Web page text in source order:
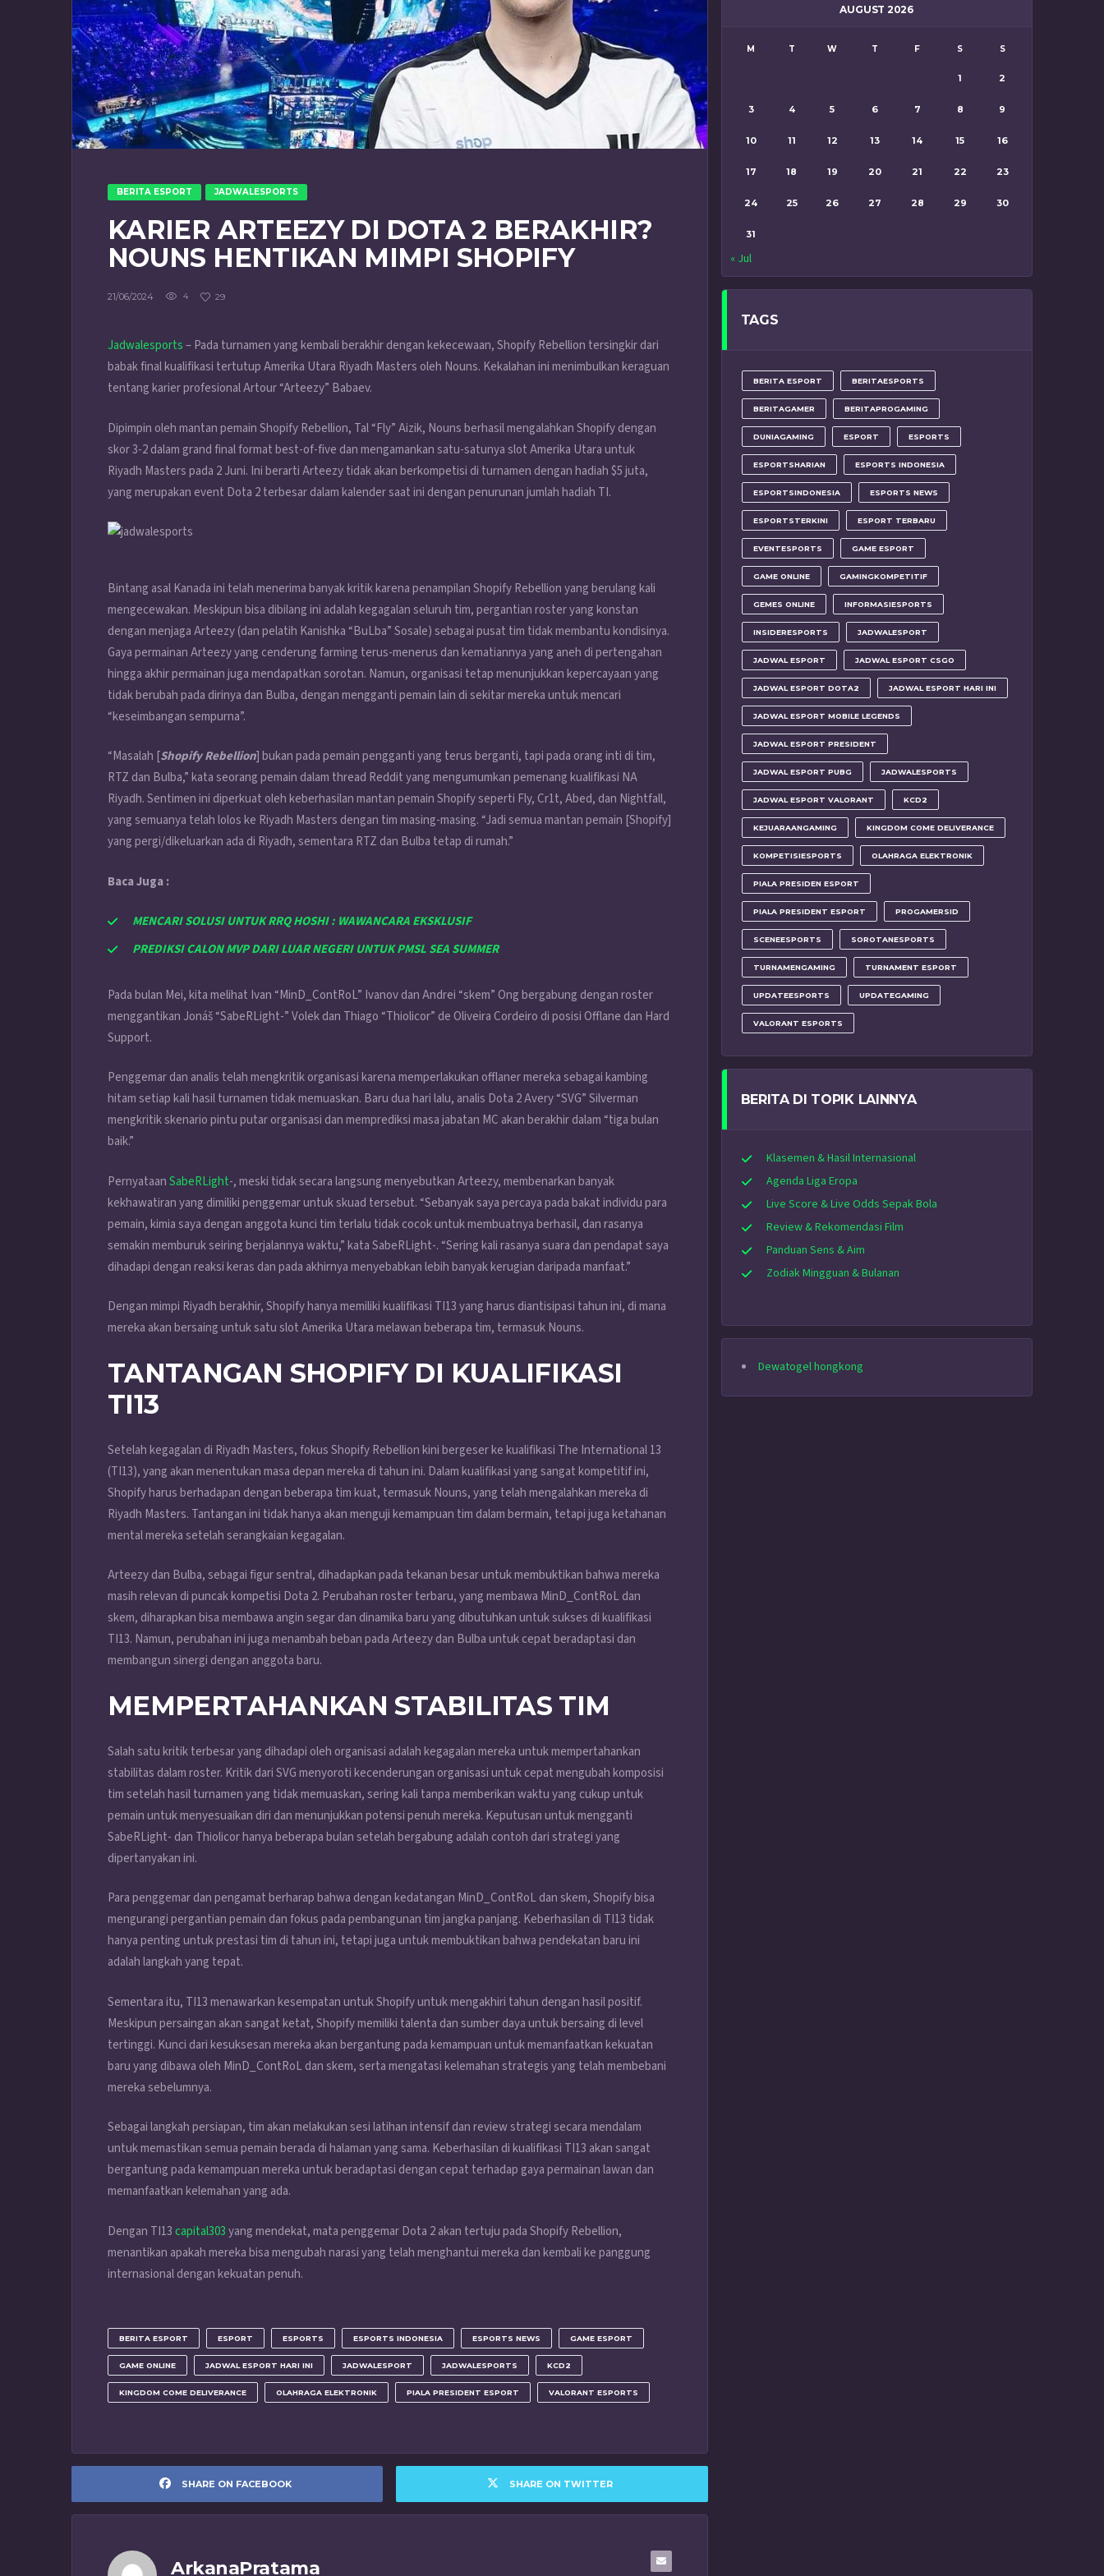
BERITA ESPORT JADWALESPORTS
KARIER ARTEEZY DI DOTA 2 BERAKHIR?
NOUNS HENTIKAN MIMPI SHOPIFY
21/06/2024 4 29
Jadwalesports– Pada turnamen yang kembali berakhir dengan kekecewaan, Shopify Rebellion tersingkir dari
babak final kualifikasi tertutup Amerika Utara Riyadh Masters oleh Nouns. Kekalahan ini menimbulkan keraguan
tentang karier profesional Artour “Arteezy” Babaev.
Dipimpin oleh mantan pemain Shopify Rebellion, Tal “Fly” Aizik, Nouns berhasil mengalahkan Shopify dengan
skor 3-2 dalam grand final format best-of-five dan mengamankan satu-satunya slot Amerika Utara untuk
Riyadh Masters pada 2 Juni. Ini berarti Arteezy tidak akan berkompetisi di turnamen dengan hadiah $5 juta,
yang merupakan event Dota 2 terbesar dalam kalender saat ini dengan penurunan jumlah hadiah TI.
Bintang asal Kanada ini telah menerima banyak kritik karena penampilan Shopify Rebellion yang berulang kali
mengecewakan. Meskipun bisa dibilang ini adalah kegagalan seluruh tim, pergantian roster yang konstan
dengan menjaga Arteezy (dan pelatih Kanishka “BuLba” Sosale) sebagai pusat tim tidak membantu kondisinya.
Gaya permainan Arteezy yang cenderung farming terus-menerus dan kematiannya yang aneh di pertengahan
hingga akhir permainan juga mendapatkan sorotan. Namun, organisasi tetap menunjukkan kepercayaan yang
tidak berubah pada dirinya dan Bulba, dengan mengganti pemain lain di sekitar mereka untuk mencari
“keseimbangan sempurna”.
“Masalah [Shopify Rebellion] bukan pada pemain pengganti yang terus berganti, tapi pada orang inti di tim,
RTZ dan Bulba,” kata seorang pemain dalam thread Reddit yang mengumumkan pemenang kualifikasi NA
Riyadh. Sentimen ini diperkuat oleh keberhasilan mantan pemain Shopify seperti Fly, Cr1t, Abed, dan Nightfall,
yang semuanya telah lolos ke Riyadh Masters dengan tim masing-masing. “Jadi semua mantan pemain [Shopify]
yang pergi/dikeluarkan ada di Riyadh, sementara RTZ dan Bulba tetap di rumah.”
Baca Juga :
MENCARI SOLUSI UNTUK RRQ HOSHI : WAWANCARA EKSKLUSIF
PREDIKSI CALON MVP DARI LUAR NEGERI UNTUK PMSL SEA SUMMER
Pada bulan Mei, kita melihat Ivan “MinD_ContRoL” Ivanov dan Andrei “skem” Ong bergabung dengan roster
menggantikan Jonáš “SabeRLight-” Volek dan Thiago “Thiolicor” de Oliveira Cordeiro di posisi Offlane dan Hard
Support.
Penggemar dan analis telah mengkritik organisasi karena memperlakukan offlaner mereka sebagai kambing
hitam setiap kali hasil turnamen tidak memuaskan. Baru dua hari lalu, analis Dota 2 Avery “SVG” Silverman
mengkritik skenario pintu putar organisasi dan memprediksi masa jabatan MC akan berakhir dalam “tiga bulan
baik.”
PernyataanSabeRLight-, meski tidak secara langsung menyebutkan Arteezy, membenarkan banyak
kekhawatiran yang dimiliki penggemar untuk skuad tersebut. “Sebanyak saya percaya pada bakat individu para
pemain, kimia saya dengan anggota kunci tim terlalu tidak cocok untuk membuatnya berhasil, dan rasanya
semakin memburuk seiring berjalannya waktu,” kata SabeRLight-. “Sering kali rasanya suara dan pendapat saya
dihadapi dengan reaksi keras dan pada akhirnya menyebabkan lebih banyak kerugian daripada manfaat.”
Dengan mimpi Riyadh berakhir, Shopify hanya memiliki kualifikasi TI13 yang harus diantisipasi tahun ini, di mana
mereka akan bersaing untuk satu slot Amerika Utara melawan beberapa tim, termasuk Nouns.
TANTANGAN SHOPIFY DI KUALIFIKASI
TI13
Setelah kegagalan di Riyadh Masters, fokus Shopify Rebellion kini bergeser ke kualifikasi The International 13
(TI13), yang akan menentukan masa depan mereka di tahun ini. Dalam kualifikasi yang sangat kompetitif ini,
Shopify harus berhadapan dengan beberapa tim kuat, termasuk Nouns, yang telah mengalahkan mereka di
Riyadh Masters. Tantangan ini tidak hanya akan menguji kemampuan tim dalam bermain, tetapi juga ketahanan
mental mereka setelah serangkaian kegagalan.
Arteezy dan Bulba, sebagai figur sentral, dihadapkan pada tekanan besar untuk membuktikan bahwa mereka
masih relevan di puncak kompetisi Dota 2. Perubahan roster terbaru, yang membawa MinD_ContRoL dan
skem, diharapkan bisa membawa angin segar dan dinamika baru yang dibutuhkan untuk sukses di kualifikasi
TI13. Namun, perubahan ini juga menambah beban pada Arteezy dan Bulba untuk cepat beradaptasi dan
membangun sinergi dengan anggota baru.
MEMPERTAHANKAN STABILITAS TIM
Salah satu kritik terbesar yang dihadapi oleh organisasi adalah kegagalan mereka untuk mempertahankan
stabilitas dalam roster. Kritik dari SVG menyoroti kecenderungan organisasi untuk cepat mengubah komposisi
tim setelah hasil turnamen yang tidak memuaskan, sering kali tanpa memberikan waktu yang cukup untuk
pemain untuk menyesuaikan diri dan menunjukkan potensi penuh mereka. Keputusan untuk mengganti
SabeRLight- dan Thiolicor hanya beberapa bulan setelah bergabung adalah contoh dari strategi yang
dipertanyakan ini.
Para penggemar dan pengamat berharap bahwa dengan kedatangan MinD_ContRoL dan skem, Shopify bisa
mengurangi pergantian pemain dan fokus pada pembangunan tim jangka panjang. Keberhasilan di TI13 tidak
hanya penting untuk prestasi tim di tahun ini, tetapi juga untuk membuktikan bahwa pendekatan baru ini
adalah langkah yang tepat.
Sementara itu, TI13 menawarkan kesempatan untuk Shopify untuk mengakhiri tahun dengan hasil positif.
Meskipun persaingan akan sangat ketat, Shopify memiliki talenta dan sumber daya untuk bersaing di level
tertinggi. Kunci dari kesuksesan mereka akan bergantung pada kemampuan untuk memanfaatkan kekuatan
baru yang dibawa oleh MinD_ContRoL dan skem, serta mengatasi kelemahan strategis yang telah membebani
mereka sebelumnya.
Sebagai langkah persiapan, tim akan melakukan sesi latihan intensif dan review strategi secara mendalam
untuk memastikan semua pemain berada di halaman yang sama. Keberhasilan di kualifikasi TI13 akan sangat
bergantung pada kemampuan mereka untuk beradaptasi dengan cepat terhadap gaya permainan lawan dan
memanfaatkan kelemahan yang ada.
Dengan TI13capital303yang mendekat, mata penggemar Dota 2 akan tertuju pada Shopify Rebellion,
menantikan apakah mereka bisa mengubah narasi yang telah menghantui mereka dan kembali ke panggung
internasional dengan kekuatan penuh.
BERITA ESPORT ESPORT ESPORTS ESPORTS INDONESIA ESPORTS NEWS GAME ESPORT
GAME ONLINE JADWAL ESPORT HARI INI JADWALESPORT JADWALESPORTS KCD2
KINGDOM COME DELIVERANCE OLAHRAGA ELEKTRONIK PIALA PRESIDENT ESPORT VALORANT ESPORTS
SHARE ON FACEBOOK SHARE ON TWITTER
ArkanaPratama
AUGUST 2026
M T W T F S S
1 2
3 4 5 6 7 8 9
10 11 12 13 14 15 16
17 18 19 20 21 22 23
24 25 26 27 28 29 30
31
« Jul
TAGS
BERITA ESPORT BERITAESPORTS
BERITAGAMER BERITAPROGAMING
DUNIAGAMING ESPORT ESPORTS
ESPORTSHARIAN ESPORTS INDONESIA
ESPORTSINDONESIA ESPORTS NEWS
ESPORTSTERKINI ESPORT TERBARU
EVENTESPORTS GAME ESPORT
GAME ONLINE GAMINGKOMPETITIF
GEMES ONLINE INFORMASIESPORTS
INSIDERESPORTS JADWALESPORT
JADWAL ESPORT JADWAL ESPORT CSGO
JADWAL ESPORT DOTA2 JADWAL ESPORT HARI INI
JADWAL ESPORT MOBILE LEGENDS
JADWAL ESPORT PRESIDENT
JADWAL ESPORT PUBG JADWALESPORTS
JADWAL ESPORT VALORANT KCD2
KEJUARAANGAMING KINGDOM COME DELIVERANCE
KOMPETISIESPORTS OLAHRAGA ELEKTRONIK
PIALA PRESIDEN ESPORT
PIALA PRESIDENT ESPORT PROGAMERSID
SCENEESPORTS SOROTANESPORTS
TURNAMENGAMING TURNAMENT ESPORT
UPDATEESPORTS UPDATEGAMING
VALORANT ESPORTS
BERITA DI TOPIK LAINNYA
Klasemen & Hasil Internasional
Agenda Liga Eropa
Live Score & Live Odds Sepak Bola
Review & Rekomendasi Film
Panduan Sens & Aim
Zodiak Mingguan & Bulanan
Dewatogel hongkong